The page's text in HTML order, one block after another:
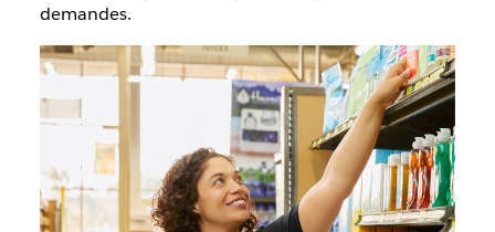
demandes.